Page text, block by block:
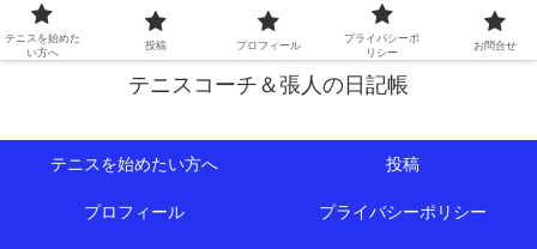
初心者∼中級者向けの情報を中心にテニスライフをサポート！
テニスコーチ＆張人の日記帳
テニスを始めたい方へ 投稿
プロフィール プライバシーポリシー
テニスを始めた
い方へ
投稿 プロフィール
プライバシーポ
リシー
お問合せ